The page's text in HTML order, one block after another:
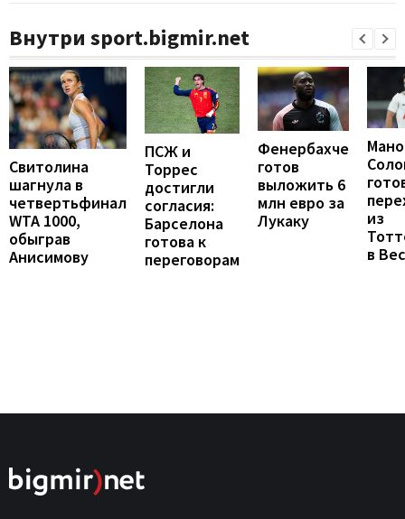
Внутри sport.bigmir.net
Свитолина
шагнула в
четвертьфинал
WTA 1000,
обыграв
Анисимову
ПСЖ и
Торрес
достигли
согласия:
Барселона
готова к
переговорам
Фенербахче
готов
выложить 6
млн евро за
Лукаку
из
в